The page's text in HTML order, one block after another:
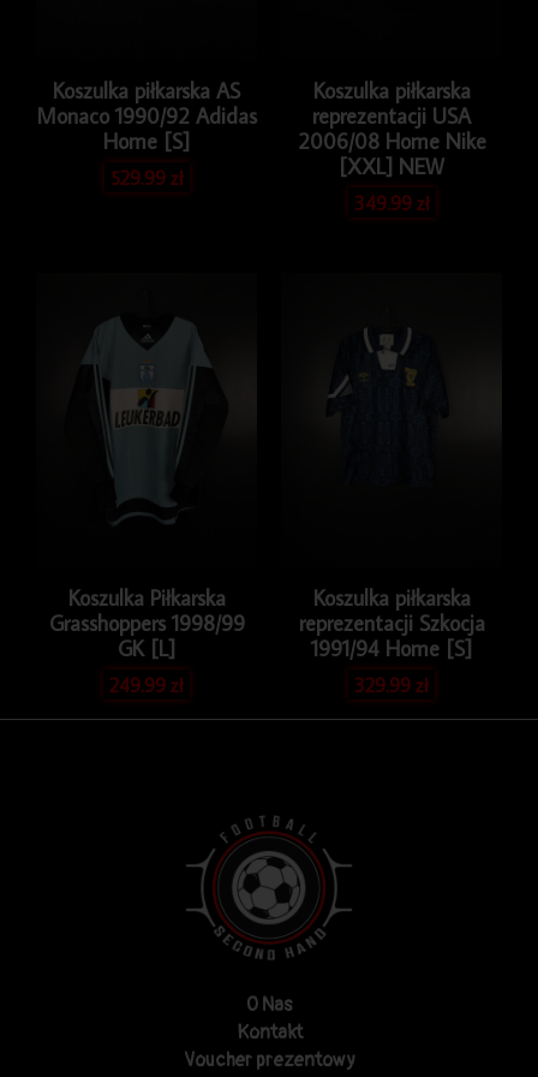
Koszulka piłkarska AS
Monaco 1990/92 Adidas
Home [S]
529.99zł
Koszulka piłkarska
reprezentacji USA
2006/08 Home Nike
[XXL] NEW
349.99zł
Koszulka Piłkarska
Grasshoppers 1998/99
GK [L]
249.99zł
Koszulka piłkarska
reprezentacji Szkocja
1991/94 Home [S]
329.99zł
O Nas
Kontakt
Voucher prezentowy